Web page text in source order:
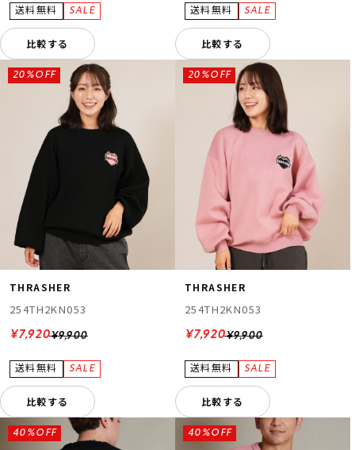
比較する 比較する
THRASHER
254TH2KN053
¥9,900
20%OFF
¥7,920
比較する
THRASHER
254TH2KN053
¥9,900
20%OFF
¥7,920
比較する
40%OFF 40%OFF